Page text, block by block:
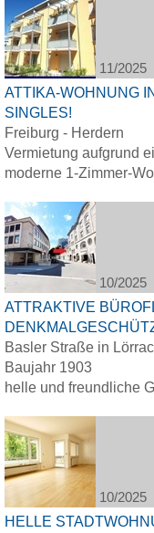
11/2025
ATTIKA-WOHNUNG
SINGLES!
Freiburg - Herdern
Vermietung aufgrund
moderne 1-Zimmer-
10/2025
ATTRAKTIVE
Basler Straße in
Baujahr 1903
helle und freundliche
10/2025
HELLE